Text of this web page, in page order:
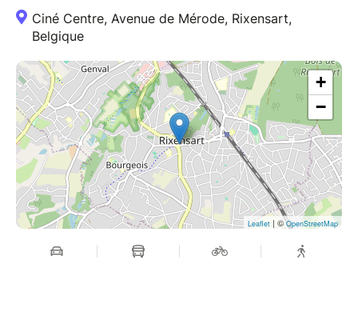
Ciné Centre, Avenue de Mérode, Rixensart,
Belgique
+
−
Leaflet | ©OpenStreetMap